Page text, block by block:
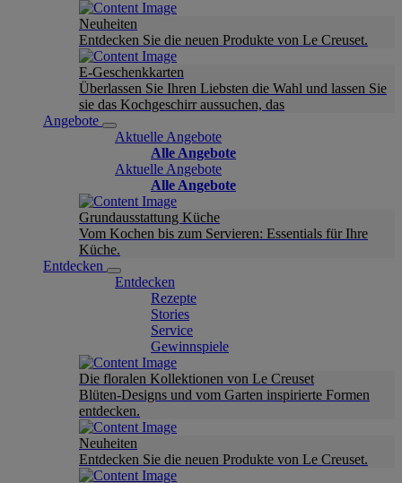
Neuheiten
Entdecken Sie die neuen Produkte von Le Creuset.
E-Geschenkkarten
Überlassen Sie Ihren Liebsten die Wahl und lassen Sie
sie das Kochgeschirr aussuchen, das
Angebote
Aktuelle Angebote
Alle Angebote
Aktuelle Angebote
Alle Angebote
Grundausstattung Küche
Vom Kochen bis zum Servieren: Essentials für Ihre
Küche.
Entdecken
Entdecken
Rezepte
Stories
Service
Gewinnspiele
Die floralen Kollektionen von Le Creuset
Blüten-Designs und vom Garten inspirierte Formen
entdecken.
Neuheiten
Entdecken Sie die neuen Produkte von Le Creuset.